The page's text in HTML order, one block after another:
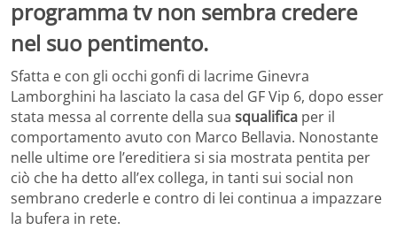
programma tv non sembra credere
nel suo pentimento.
Sfatta e con gli occhi gonfi di lacrime Ginevra
Lamborghini ha lasciato la casa del GF Vip 6, dopo esser
stata messa al corrente della sua squalifica per il
comportamento avuto con Marco Bellavia. Nonostante
nelle ultime ore l’ereditiera si sia mostrata pentita per
ciò che ha detto all’ex collega, in tanti sui social non
sembrano crederle e contro di lei continua a impazzare
la bufera in rete.